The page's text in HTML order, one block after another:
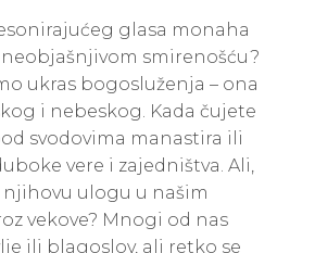
glasa monaha
smirenošću?
ukras bogosluženja – ona
i nebeskog. Kada čujete
svodovima manastira ili
vere i zajedništva. Ali,
njihovu ulogu u našim
vekove? Mnogi od nas
ili blagoslov, ali retko se